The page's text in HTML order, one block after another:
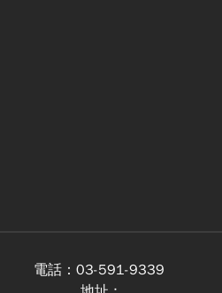
電話： 03-591-9339